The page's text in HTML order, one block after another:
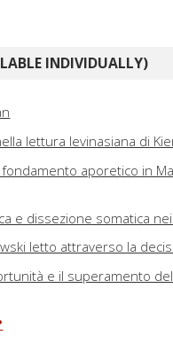
INDIVIDUALLY)
lettura levinasiana di
aporetico in
e dissezione somatica
letto attraverso la
e il superamento